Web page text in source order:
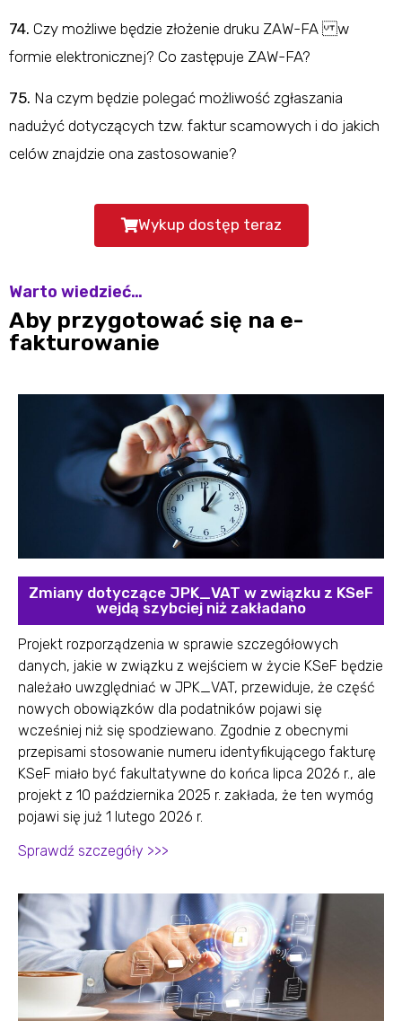
74. Czy możliwe będzie złożenie druku ZAW-FA w
formie elektronicznej? Co zastępuje ZAW-FA?
75. Na czym będzie polegać możliwość zgłaszania
nadużyć dotyczących tzw. faktur scamowych i do jakich
celów znajdzie ona zastosowanie?
Wykup dostęp teraz
Warto wiedzieć…
Aby przygotować się na e-
fakturowanie
Zmiany dotyczące JPK_VAT w związku z KSeF
wejdą szybciej niż zakładano
Projekt rozporządzenia w sprawie szczegółowych
danych, jakie w związku z wejściem w życie KSeF będzie
należało uwzględniać w JPK_VAT, przewiduje, że część
nowych obowiązków dla podatników pojawi się
wcześniej niż się spodziewano. Zgodnie z obecnymi
przepisami stosowanie numeru identyfikującego fakturę
KSeF miało być fakultatywne do końca lipca 2026 r., ale
projekt z 10 października 2025 r. zakłada, że ten wymóg
pojawi się już 1 lutego 2026 r.
Sprawdź szczegóły >>>